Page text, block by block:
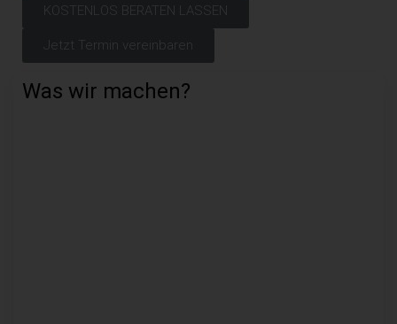
KOSTENLOS BERATEN LASSEN
Jetzt Termin vereinbaren
Was wir machen?